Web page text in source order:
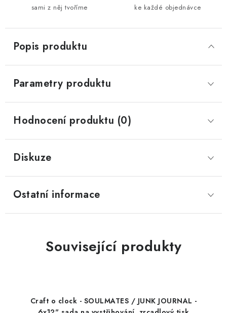
sami z něj tvoříme ke každé objednávce
Popis produktu
Parametry produktu
Hodnocení produktu (0)
Diskuze
Ostatní informace
Související produkty
Craft o clock - SOULMATES / JUNK JOURNAL -